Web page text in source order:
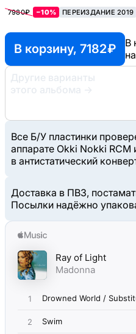
7980₽ −10% ПЕРЕИЗДАНИЕ 2019
В корзину, 7182 ₽
В
Другие варианты
этого альбома
→
Все Б/У пластинки
аппарате Okki Nokki RCM
в антистатический
Доставка в ПВЗ,
Посылки надёжно